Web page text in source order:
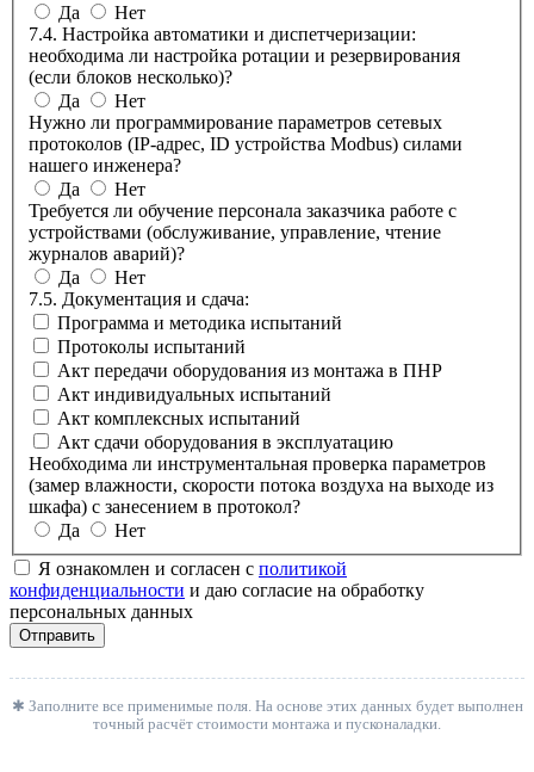
Да
Нет
7.4. Настройка автоматики и диспетчеризации:
необходима ли настройка ротации и резервирования
(если блоков несколько)?
Да
Нет
Нужно ли программирование параметров сетевых
протоколов (IP-адрес, ID устройства Modbus) силами
нашего инженера?
Да
Нет
Требуется ли обучение персонала заказчика работе с
устройствами (обслуживание, управление, чтение
журналов аварий)?
Да
Нет
7.5. Документация и сдача:
Программа и методика испытаний
Протоколы испытаний
Акт передачи оборудования из монтажа в ПНР
Акт индивидуальных испытаний
Акт комплексных испытаний
Акт сдачи оборудования в эксплуатацию
Необходима ли инструментальная проверка параметров
(замер влажности, скорости потока воздуха на выходе из
шкафа) с занесением в протокол?
Да
Нет
Я ознакомлен и согласен с политикой
конфиденциальности и даю согласие на обработку
персональных данных
Отправить
✱ Заполните все применимые поля. На основе этих данных будет выполнен
точный расчёт стоимости монтажа и пусконаладки.